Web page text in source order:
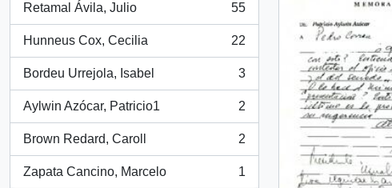
Retamal Ávila, Julio
, 55 resultados
55
Hunneus Cox, Cecilia
, 22 resultados
22
Bordeu Urrejola, Isabel
, 3 resultados
3
Aylwin Azócar, Patricio1
, 2 resultados
2
Brown Redard, Caroll
, 2 resultados
2
Zapata Cancino, Marcelo
, 1 resultados
1